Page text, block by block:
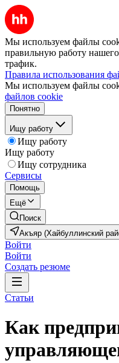
Мы используем файлы
правильную работу нашего
трафик.
Правила использования
Мы используем файлы
файлов cookie
Понятно
Ищу работу
Ищу работу
Ищу работу
Ищу сотрудника
Сервисы
Помощь
Ещё
Поиск
Акъяр (Хайбуллинский
Войти
Войти
Создать резюме
Статьи
Как